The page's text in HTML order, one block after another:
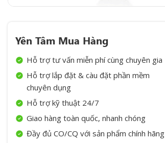
Yên Tâm Mua Hàng
Hỗ trợ tư vấn miễn phí cùng chuyên gia
Hỗ trợ lắp đặt & càu đặt phần mềm
chuyên dụng
Hỗ trợ kỹ thuật 24/7
Giao hàng toàn quốc, nhanh chóng
Đầy đủ CO/CQ với sản phẩm chính hãng